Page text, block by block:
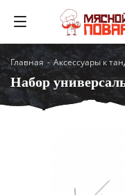
Главная - Аксессуары к
Набор